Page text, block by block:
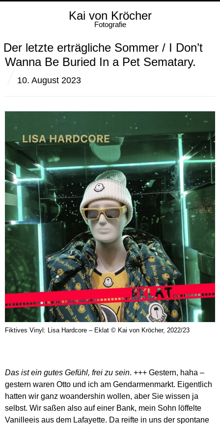
Kai von Kröcher
Fotografie
Der letzte erträgliche Sommer / I Don’t
Wanna Be Buried In a Pet Sematary.
10. August 2023
Fiktives Vinyl: Lisa Hardcore – Eklat © Kai von Kröcher, 2022/23
Das ist ein gutes Gefühl, frei zu sein. +++ Gestern, haha –
gestern waren Otto und ich am Gendarmenmarkt. Eigentlich
hatten wir ganz woandershin wollen, aber Sie wissen ja
selbst. Wir saßen also auf einer Bank, mein Sohn löffelte
Vanilleeis aus dem Lafayette. Da reifte in uns der spontane